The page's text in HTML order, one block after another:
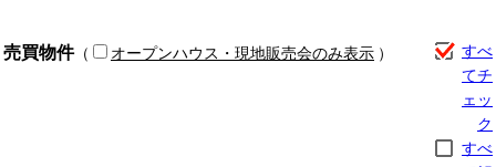
売買物件（ オープンハウス・現地販売会のみ表示 ）
すべ
てチ
ェッ
ク
すべ